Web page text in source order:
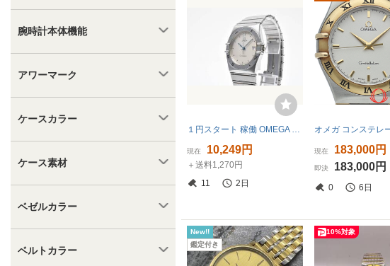
腕時計本体機能
アワーマーク
ケースカラー
ケース素材
ベゼルカラー
ベルトカラー
１円スタート 稼働 OMEGA Constellation 396.1070 NO.1372
現在 10,249円
＋送料1,270円
11
2日
現在 183,000円
即決 183,000円
0 6日
New!!
鑑定付き
10%対象